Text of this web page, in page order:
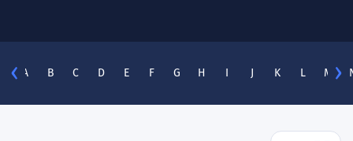
A B C D E F G H I J K L M